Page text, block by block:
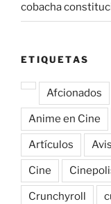
cobacha
ETIQUETAS
Afcionados
Anime en Cine
Artículos
Cine
Crunchyroll